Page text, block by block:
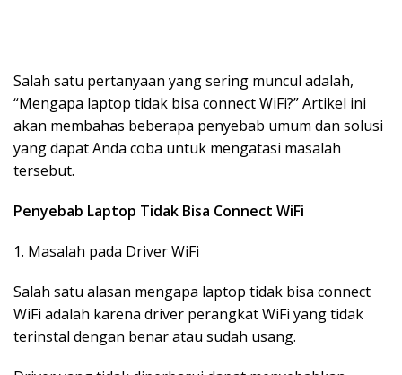
Salah satu pertanyaan yang sering muncul adalah,
“Mengapa laptop tidak bisa connect WiFi?” Artikel ini
akan membahas beberapa penyebab umum dan solusi
yang dapat Anda coba untuk mengatasi masalah
tersebut.
Penyebab Laptop Tidak Bisa Connect WiFi
1. Masalah pada Driver WiFi
Salah satu alasan mengapa laptop tidak bisa connect
WiFi adalah karena driver perangkat WiFi yang tidak
terinstal dengan benar atau sudah usang.